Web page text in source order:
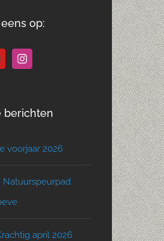
op:
berichten
voorjaar 2026
Natuurspeurpad
april 2026